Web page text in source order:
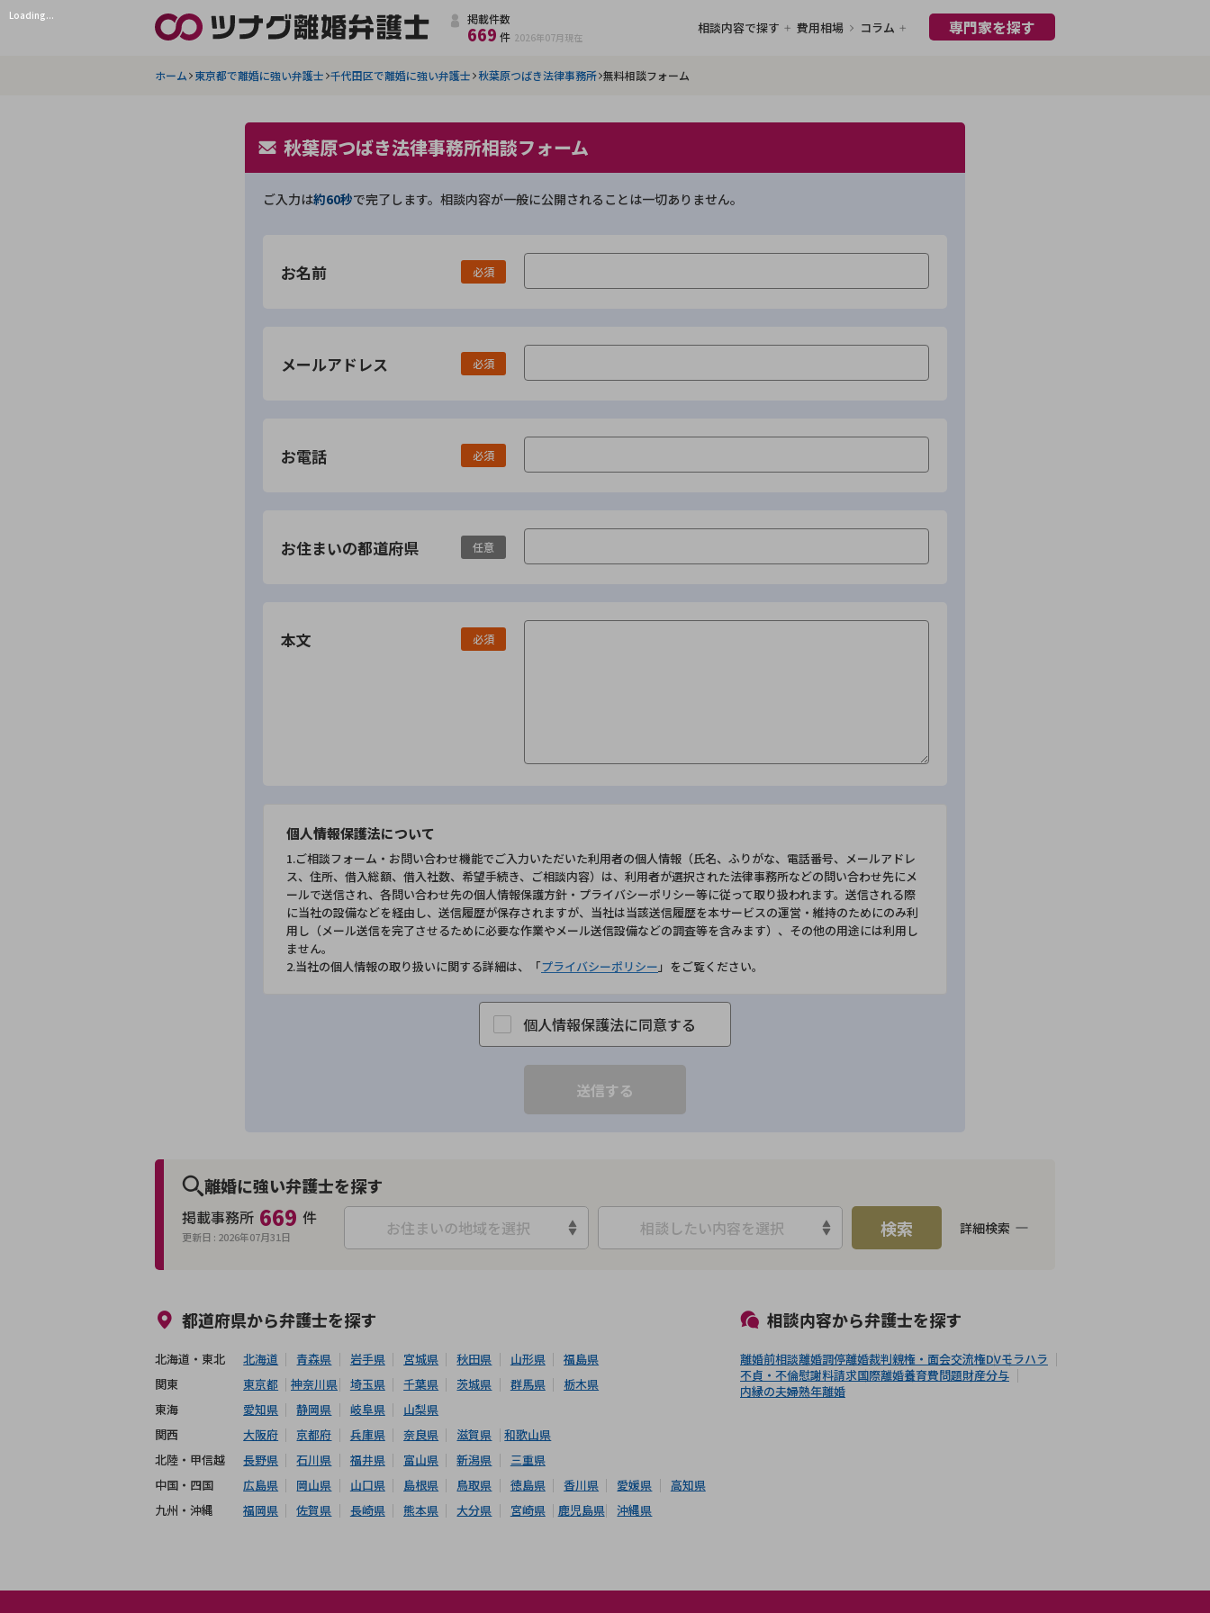
掲載件数
669 件 2026年07月 現在
相談内容で探す 費用相場 コラム 専門家を探す
ホーム 東京都で離婚に強い弁護士 千代田区で離婚に強い弁護士 秋葉原つばき法律事務所 無料相談フォーム
秋葉原つばき法律事務所相談フォーム
ご入力は約60秒で完了します。相談内容が一般に公開されることは一切ありません。
お名前 必須
メールアドレス 必須
お電話 必須
お住まいの都道府県 任意
本文 必須
個人情報保護法について
1.ご相談フォーム・お問い合わせ機能でご入力いただいた利用者の個人情報（氏名、ふりがな、電話番号、メールアドレ
ス、住所、借入総額、借入社数、希望手続き、ご相談内容）は、利用者が選択された法律事務所などの問い合わせ先にメ
ールで送信され、各問い合わせ先の個人情報保護方針・プライバシーポリシー等に従って取り扱われます。送信される際
に当社の設備などを経由し、送信履歴が保存されますが、当社は当該送信履歴を本サービスの運営・維持のためにのみ利
用し（メール送信を完了させるために必要な作業やメール送信設備などの調査等を含みます）、その他の用途には利用し
ません。
2.当社の個人情報の取り扱いに関する詳細は、「プライバシーポリシー 」をご覧ください。
個人情報保護法に同意する
Loading...
離婚に強い弁護士を探す
掲載事務所 669 件
更新日 : 2026年07月31日 お住まいの地域を選択 相談したい内容を選択 検索 詳細検索
都道府県から弁護士を探す
北海道・東北 北海道 青森県 岩手県 宮城県 秋田県 山形県
福島県
関東
東京都 神奈川県 埼玉県 千葉県 茨城県 群馬県
栃木県
東海
愛知県 静岡県 岐阜県
山梨県
関西
大阪府 京都府 兵庫県 奈良県 滋賀県
和歌山県
北陸・甲信越
長野県 石川県 福井県 富山県 新潟県
三重県
中国・四国
広島県 岡山県 山口県 島根県 鳥取県 徳島県 香川県 愛媛県
高知県
九州・沖縄
福岡県 佐賀県 長崎県 熊本県 大分県 宮崎県 鹿児島県 沖縄県
相談内容から弁護士を探す
離婚前相談離婚調停離婚裁判親権・面会交流権DVモラハラ
不貞・不倫慰謝料請求国際離婚養育費問題財産分与
内縁の夫婦熟年離婚